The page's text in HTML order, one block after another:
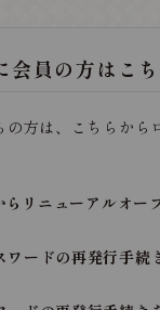
会員の方はこち
の方は、こちらから
リニューアルオー
ワードの再発行手続